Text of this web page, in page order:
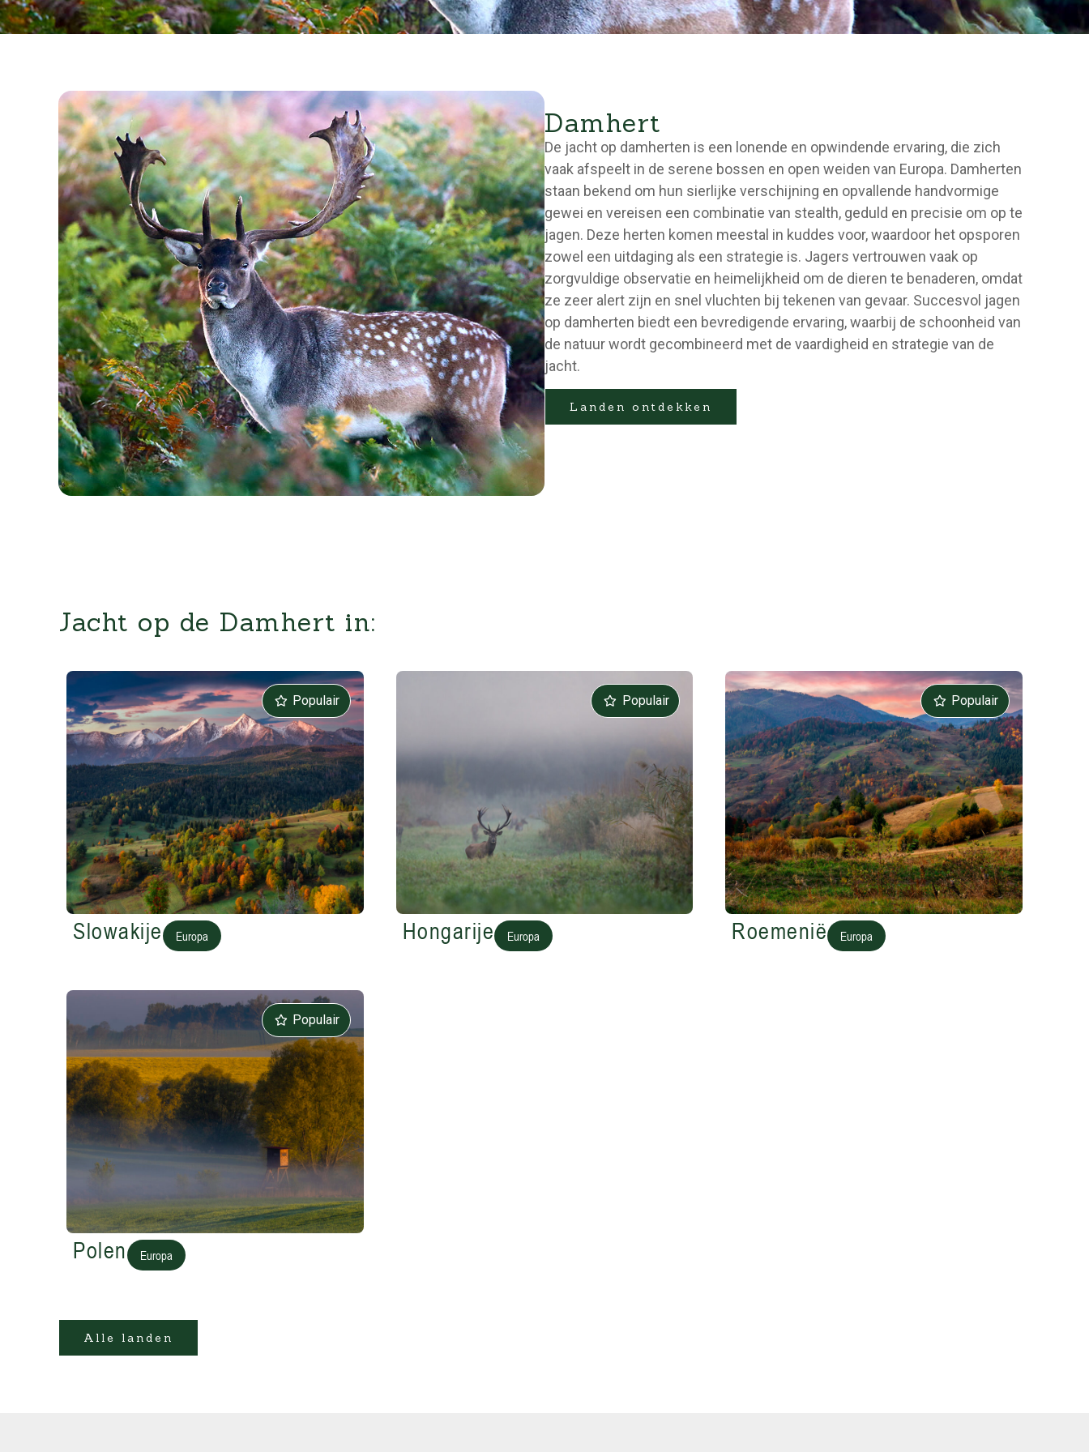
Damhert
De jacht op damherten is een lonende en opwindende ervaring, die zich
vaak afspeelt in de serene bossen en open weiden van Europa. Damherten
staan bekend om hun sierlijke verschijning en opvallende handvormige
gewei en vereisen een combinatie van stealth, geduld en precisie om op te
jagen. Deze herten komen meestal in kuddes voor, waardoor het opsporen
zowel een uitdaging als een strategie is. Jagers vertrouwen vaak op
zorgvuldige observatie en heimelijkheid om de dieren te benaderen, omdat
ze zeer alert zijn en snel vluchten bij tekenen van gevaar. Succesvol jagen
op damherten biedt een bevredigende ervaring, waarbij de schoonheid van
de natuur wordt gecombineerd met de vaardigheid en strategie van de
jacht.
Landen ontdekken
Jacht op de Damhert in:
Populair
Slowakije Europa
Populair
Hongarije Europa
Populair
Roemenië Europa
Populair
Polen Europa
Alle landen